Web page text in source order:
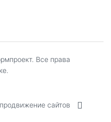
. Все права
сайтов